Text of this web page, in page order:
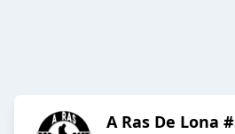
A Ras De Lona